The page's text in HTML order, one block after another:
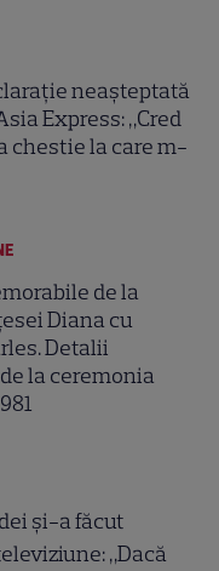
neașteptată
Express: „Cred
chestie la care m-
de la
Diana cu
Detalii
la ceremonia
și-a făcut
„Dacă